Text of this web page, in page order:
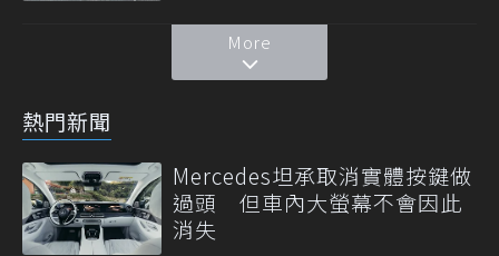
More
熱門新聞
Mercedes坦承取消實體按鍵做
過頭 但車內大螢幕不會因此
消失